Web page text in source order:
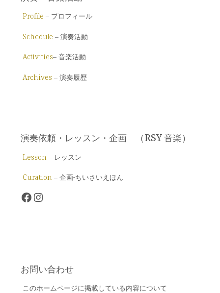
Profile – プロフィール
Schedule – 演奏活動
Activities– 音楽活動
Archives – 演奏履歴
演奏依頼・レッスン・企画 （RSY 音楽）
Lesson – レッスン
Curation – 企画-ちいさいえほん
Facebook
Instagram
お問い合わせ
このホームページに掲載している内容について